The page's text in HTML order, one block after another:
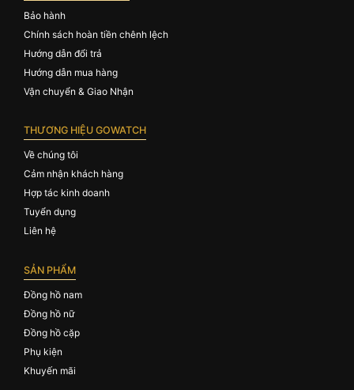
Bảo hành
Chính sách hoàn tiền chênh lệch
Hướng dẫn đổi trả
Hướng dẫn mua hàng
Vận chuyển & Giao Nhận
THƯƠNG HIỆU GOWATCH
Về chúng tôi
Cảm nhận khách hàng
Hợp tác kinh doanh
Tuyển dụng
Liên hệ
SẢN PHẨM
Đồng hồ nam
Đồng hồ nữ
Đồng hồ cặp
Phụ kiện
Khuyến mãi